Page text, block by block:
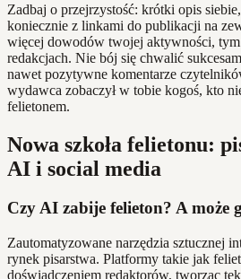
Zadbaj o przejrzystość: krótki opis
koniecznie z linkami do publikacji na
więcej dowodów twojej aktywności, tym
redakcjach. Nie bój się chwalić
nawet pozytywne komentarze
wydawca zobaczył w tobie kogoś, kto
felietonem.
Nowa szkoła felietonu:
AI i social media
Czy AI zabije felieton? A może
Zautomatyzowane narzędzia sztucznej
rynek pisarstwa. Platformy takie jak
doświadczeniem redaktorów, tworząc